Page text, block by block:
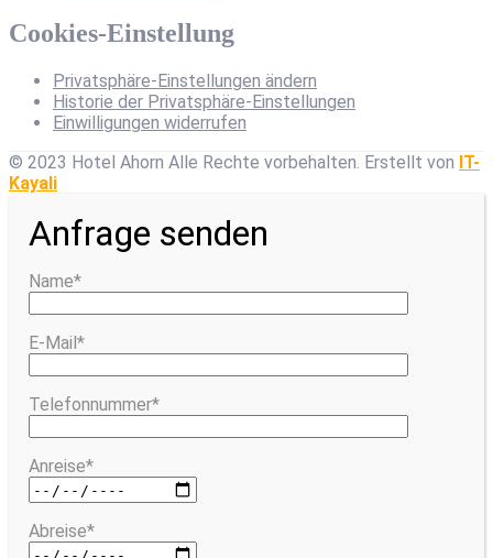
Cookies-Einstellung
Privatsphäre-Einstellungen ändern
Historie der Privatsphäre-Einstellungen
Einwilligungen widerrufen
© 2023 Hotel Ahorn Alle Rechte vorbehalten. Erstellt von IT-
Kayali
Anfrage senden
Name*
E-Mail*
Telefonnummer*
Anreise*
Abreise*